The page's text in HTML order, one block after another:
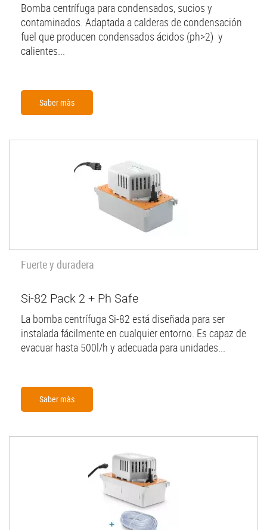
Bomba centrífuga para condensados, sucios y
contaminados. Adaptada a calderas de condensación
fuel que producen condensados ácidos (ph>2) y
calientes...
Saber màs
Fuerte y duradera
Si-82 Pack 2 + Ph Safe
La bomba centrífuga Si-82 está diseñada para ser
instalada fácilmente en cualquier entorno. Es capaz de
evacuar hasta 500l/h y adecuada para unidades...
Saber màs